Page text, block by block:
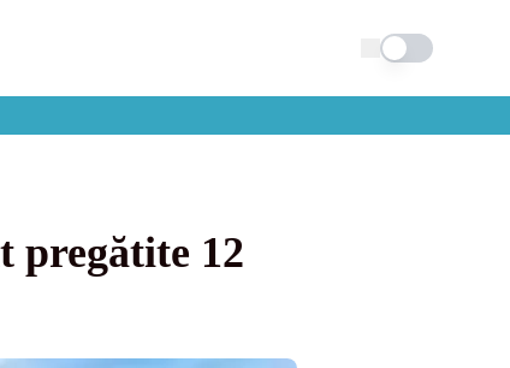
Schimba tema
pregătite 12